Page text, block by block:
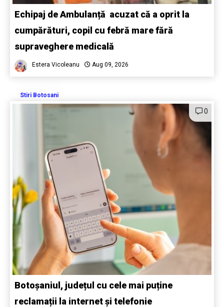
Echipaj de Ambulanță acuzat că a oprit la
cumpărături, copil cu febră mare fără
supraveghere medicală
Estera Vicoleanu Aug 09, 2026
Stiri Botosani
0
Botoșaniul, județul cu cele mai puține
reclamații la internet și telefonie